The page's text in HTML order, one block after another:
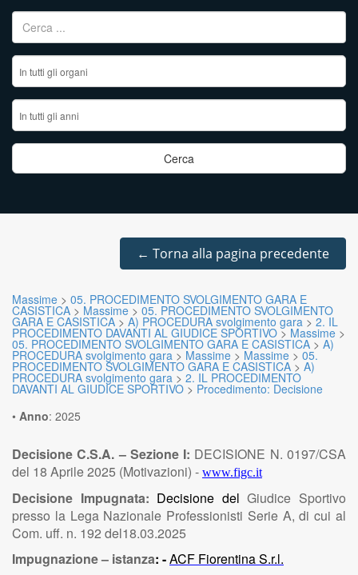
Ricerca per:
← Torna alla pagina precedente
Massime > 05. PROCEDIMENTO SVOLGIMENTO GARA E
CASISTICA > Massime > 05. PROCEDIMENTO SVOLGIMENTO
GARA E CASISTICA > A) PROCEDURA svolgimento gara > 2. IL
PROCEDIMENTO DAVANTI AL GIUDICE SPORTIVO> Massime >
05. PROCEDIMENTO SVOLGIMENTO GARA E CASISTICA > A)
PROCEDURA svolgimento gara > Massime > Massime > 05.
PROCEDIMENTO SVOLGIMENTO GARA E CASISTICA > A)
PROCEDURA svolgimento gara > 2. IL PROCEDIMENTO
DAVANTI AL GIUDICE SPORTIVO > Procedimento: Decisione
• Anno: 2025
Decisione C.S.A. – Sezione I: DECISIONE N. 0197/CSA
del 18 Aprile 2025 (Motivazioni) - www.figc.it
Decisione Impugnata: Decisione delGiudice Sportivo
presso la Lega Nazionale Professionisti Serie A, di cui al
Com. uff. n. 192 del18.03.2025
Impugnazione – istanza: -ACF Fiorentina S.r.l.